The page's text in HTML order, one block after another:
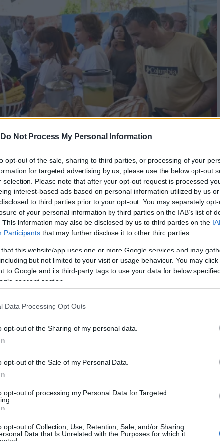
Do Not Process My Personal Information
opt-out of the sale, sharing to third parties, or processing of your
for targeted advertising by us, please use the below opt-out
selection. Please note that after your opt-out request is processed
interest-based ads based on personal information utilized by us
to third parties prior to your opt-out. You may separately
of your personal information by third parties on the IAB’s list of
This information may also be disclosed by us to third parties on the
Participants that may further disclose it to other third parties.
that this website/app uses one or more Google services and may
but not limited to your visit or usage behaviour. You may
to Google and its third-party tags to use your data for below
consent section.
Data Processing Opt Outs
opt-out of the Sharing of my personal data.
opt-out of the Sale of my Personal Data.
opt-out of processing my Personal Data for Targeted
opt-out of Collection, Use, Retention, Sale, and/or Sharing
Data that Is Unrelated with the Purposes for which it
απόηχο της 1ης AGRO
2026
το Επιμελητήριο Αχαΐας με την υποστήριξη της
δώρων;
Σύμβουλος, Υπεύθυνος Στρατηγικής Έξυπνης